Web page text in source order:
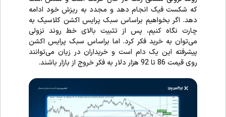
که شکست فیک انجام دهد و مجدد به ریزش خود ادامه
دهد. اگر بخواهیم براساس سبک پرایس اکشن کلاسیک به
چارت نگاه کنیم، پس از تثبیت بالای خط روند نزولی
می‌توان به خرید فکر کرد. اما براساس سبک پرایس اکشن
پیشرفته این یک دام است و خریداران در زیان می‌توانند
روی قیمت 86 تا 92 هزار دلار به فکر خروج از بازار باشند.